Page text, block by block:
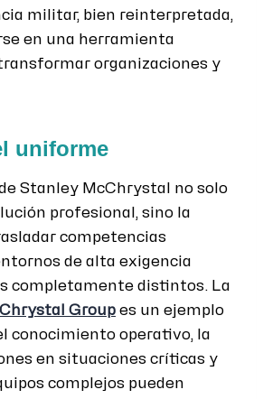
militar, bien reinterpretada,
en una herramienta
organizaciones y
uniforme
Stanley McChrystal no solo
profesional, sino la
competencias
de alta exigencia
completamente distintos. La
Group es un ejemplo
conocimiento operativo, la
en situaciones críticas y
complejos pueden